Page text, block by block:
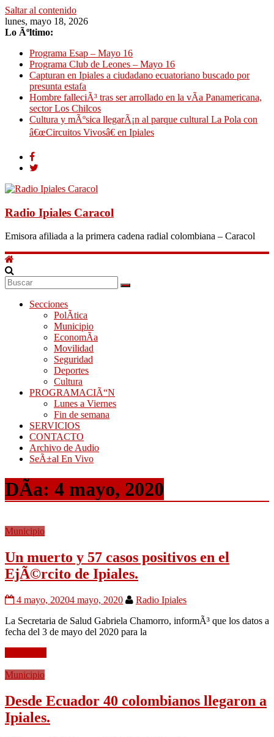
Saltar al contenido
lunes, mayo 18, 2026
Lo Ãºltimo:
Programa Esap – Mayo 16
Programa Club de Leones – Mayo 16
Capturan en Ipiales a ciudadano ecuatoriano buscado por
presunta estafa
Hombre falleciÃ³ tras ser arrollado en la vÃ­a Panamericana,
sector Los Chilcos
Cultura y mÃºsica llegarÃ¡n al parque cultural La Pola con
â€œCircuitos Vivosâ€ en Ipiales
Radio Ipiales Caracol
Emisora afiliada a la primera cadena radial colombiana – Caracol
Secciones
PolÃ­tica
Municipio
EconomÃ­a
Movilidad
Seguridad
Deportes
Cultura
PROGRAMACIÃ“N
Lunes a Viernes
Fin de semana
SERVICIOS
CONTACTO
Archivo de Audio
SeÃ±al En Vivo
DÃ­a: 4 mayo, 2020
Municipio
Un muerto y 57 casos positivos en el
EjÃ©rcito de Ipiales.
4 mayo, 20204 mayo, 2020
Radio Ipiales
La Secretaria de Salud Gabriela Chamorro, informÃ³ que los datos a
fecha del 3 de mayo del 2020 para la
Municipio
Desde Ecuador 40 colombianos llegaron a
Ipiales.